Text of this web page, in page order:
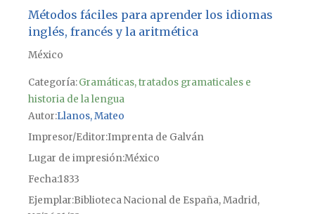
Métodos fáciles para aprender los idiomas
inglés, francés y la aritmética
México
Categoría:Gramáticas, tratados gramaticales e
historia de la lengua
Autor Llanos, Mateo
Impresor/Editor Imprenta de Galván
Lugar de impresiónMéxico
Fecha1833
Ejemplar Biblioteca Nacional de España, Madrid,